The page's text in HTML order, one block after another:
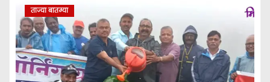
ताज्या बातम्या